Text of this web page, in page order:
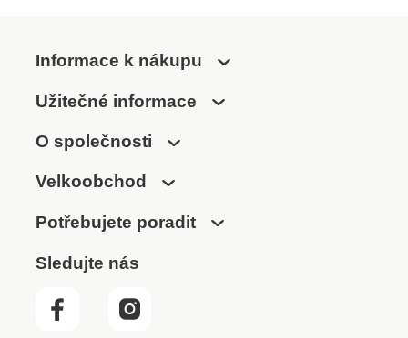
Informace k nákupu
Užitečné informace
O společnosti
Velkoobchod
Potřebujete poradit
Sledujte nás